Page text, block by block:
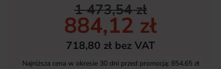
1 473,54 zł
884,12 zł
718,80 zł bez VAT
Najniższa cena w okresie 30 dni przed promocją: 854,65 zł